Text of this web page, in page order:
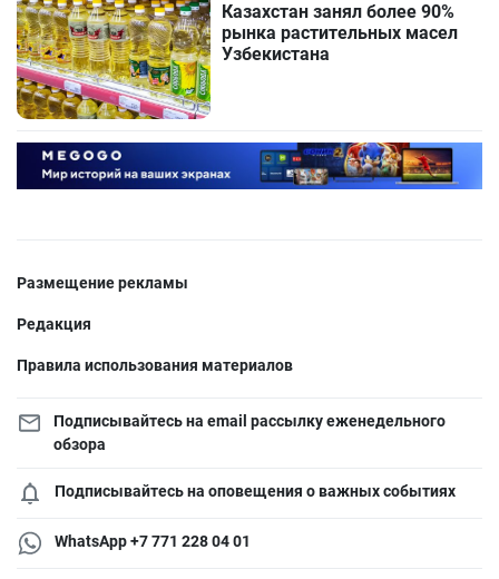
Казахстан занял более 90%
рынка растительных масел
Узбекистана
Размещение рекламы
Редакция
Правила использования материалов
Подписывайтесь на email рассылку еженедельного
обзора
Подписывайтесь на оповещения о важных событиях
WhatsApp +7 771 228 04 01